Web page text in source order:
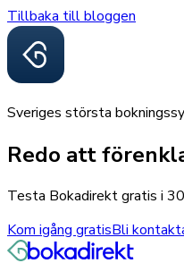
Tillbaka till bloggen
Sveriges största
Redo att
Testa Bokadirekt gratis i
Kom igång gratisBli